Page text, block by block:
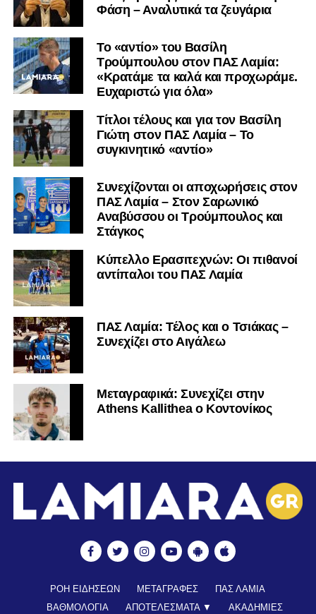
Φάση – Αναλυτικά τα ζευγάρια
Το «αντίο» του Βασίλη
Τρούμπουλου στον ΠΑΣ Λαμία:
«Κρατάμε τα καλά και προχωράμε.
Ευχαριστώ για όλα»
Τίτλοι τέλους και για τον Βασίλη
Γιώτη στον ΠΑΣ Λαμία – Το
συγκινητικό «αντίο»
Συνεχίζονται οι αποχωρήσεις στον
ΠΑΣ Λαμία – Στον Σαρωνικό
Αναβύσσου οι Τρούμπουλος και
Στάγκος
Κύπελλο Ερασιτεχνών: Οι πιθανοί
αντίπαλοι του ΠΑΣ Λαμία
ΠΑΣ Λαμία: Τέλος και ο Τσιάκας –
Συνεχίζει στο Αιγάλεω
Mεταγραφικά: Συνεχίζει στην
Athens Kallithea ο Κοντονίκος
ΡΟΗ ΕΙΔΗΣΕΩΝ ΜΕΤΑΓΡΑΦΕΣ
ΠΑΣ ΛΑΜΙΑ
ΒΑΘΜΟΛΟΓΙΑ
ΑΠΟΤΕΛΕΣΜΑΤΑ ▼ ΑΚΑΔΗΜΙΕΣ